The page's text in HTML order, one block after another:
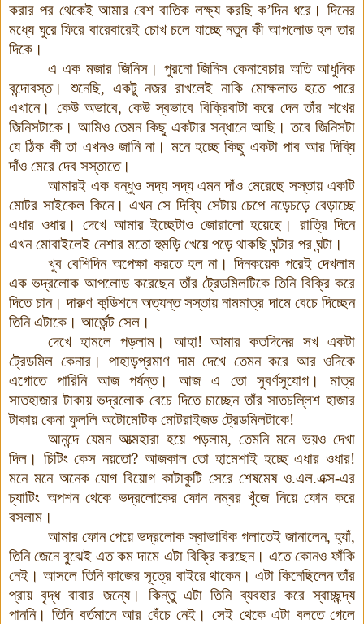
করার পর থেকেই আমার বেশ বাতিক লক্ষ্য করছি ক’দিন ধরে । দিনের
মধ্যে ঘুরে ফিরে বারেবারেই চোখ চলে যাচ্ছে নতুন কী আপলোড হল তার
দিকে ।
এ এক মজার জিনিস। পুরনো জিনিস কেনাবেচার অতি আধুনিক
বন্দোবস্ত।
শুনেছি, একটু নজর রাখলেই নাকি মোক্ষলাভ হতে পারে
এখানে। কেউ অভাবে, কেউ স্বভাবে বিক্রিবাটা করে দেন তাঁর শখের
জিনিসটাকে । আমিও তেমন কিছু একটার সন্ধানে আছি । তবে জিনিসটা
যে ঠিক কী তা এখনও জানি না । মনে হচ্ছে কিছু একটা পাব আর দিব্যি
দাঁও মেরে দেব সস্তাতে।
আমারই এক বন্ধুও সদ্য সদ্য এমন দাঁও মেরেছে সস্তায় একটি
মোটর সাইকেল কিনে। এখন সে দিব্যি সেটায় চেপে নড়েচড়ে বেড়াচ্ছে
এধার ওধার। দেখে আমার ইচ্ছেটাও জোরালো হয়েছে ।
রাত্রি দিনে
এখন মোবাইলেই নেশার মতো হুমড়ি খেয়ে পড়ে থাকছি ঘন্টার পর ঘন্টা ।
খুব বেশিদিন অপেক্ষা করতে হল না । দিনকয়েক পরেই দেখলাম
এক ভদ্রলোক আপলোড করেছেন তাঁর ট্রেডমিলটিকে তিনি বিক্রি করে
দিতে চান। দারুণ কন্ডিশনে অত্যন্ত সস্তায় নামমাত্র দামে বেচে দিচ্ছেন
তিনি এটাকে । আর্জেন্ট সেল ।
দেখে হামলে পড়লাম। আহা!আমার কতদিনের সখ একটা
ট্রেডমিল কেনার।
পাহাড়প্রমাণ দাম দেখে তেমন করে আর ওদিকে
এগোতে পারিনি আজ পর্যন্ত। আজ এ তো সুবর্ণসুযোগ ।
মাত্র
সাতহাজার টাকায় ভদ্রলোক বেচে দিতে চাচ্ছেন তাঁর সাতচল্লিশ হাজার
টাকায় কেনা ফুললি অটোমেটিক মোটরাইজড ট্রেডমিলটাকে!
আনন্দে যেমন আত্মহারা হয়ে পড়লাম, তেমনি মনে ভয়ও দেখা
দিল । চিটিং কেস নয়তো? আজকাল তো হামেশাই হচ্ছে এধার ওধার!
মনে মনে অনেক যোগ বিয়োগ কাটাকুটি সেরে শেষমেষ ও.এল.এক্স-এর
চ্যাটিং অপশন থেকে ভদ্রলোকের ফোন নম্বর খুঁজে নিয়ে ফোন করে
বসলাম ।
আমার ফোন পেয়ে ভদ্রলোক স্বাভাবিক গলাতেই জানালেন,হ্যাঁ,
তিনি জেনে বুঝেই এত কম দামে এটা বিক্রি করছেন। এতে কোনও ফাঁকি
নেই । আসলে তিনি কাজের সূত্রে বাইরে থাকেন। এটা কিনেছিলেন তাঁর
প্রায় বৃদ্ধ বাবার জন্যে।
কিন্তু এটা তিনি ব্যবহার করে স্বাচ্ছন্দ্য
পাননি। তিনি বর্তমানে আর বেঁচে নেই । সেই থেকে এটা বলতে গেলে